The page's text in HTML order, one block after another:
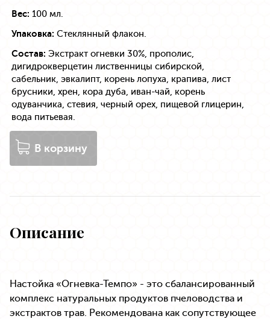
Вес: 100 мл.
Упаковка: Стеклянный флакон.
Состав: Экстракт огневки 30%, прополис,
дигидрокверцетин лиственницы сибирской,
сабельник, эвкалипт, корень лопуха, крапива, лист
брусники, хрен, кора дуба, иван-чай, корень
одуванчика, стевия, черный орех, пищевой глицерин,
вода питьевая.
В корзину
Описание
Настойка «Огневка-Темпо» - это сбалансированный
комплекс натуральных продуктов пчеловодства и
экстрактов трав. Рекомендована как сопутствующее